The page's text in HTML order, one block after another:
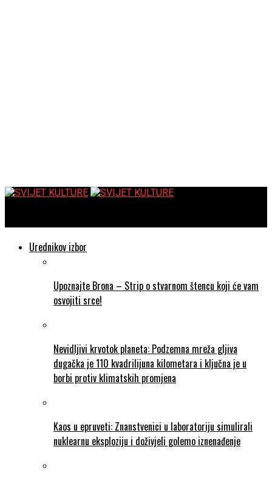
Urednikov izbor
Upoznajte Brona – Strip o stvarnom štencu koji će vam
osvojiti srce!
Nevidljivi krvotok planeta: Podzemna mreža gljiva
dugačka je 110 kvadrilijuna kilometara i ključna je u
borbi protiv klimatskih promjena
Kaos u epruveti: Znanstvenici u laboratoriju simulirali
nuklearnu eksploziju i doživjeli golemo iznenađenje